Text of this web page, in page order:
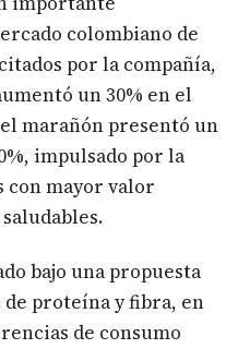
colombiano de
por la compañía,
un 30% en el
marañón presentó un
impulsado por la
con mayor valor
bajo una propuesta
proteína y fibra, en
de consumo